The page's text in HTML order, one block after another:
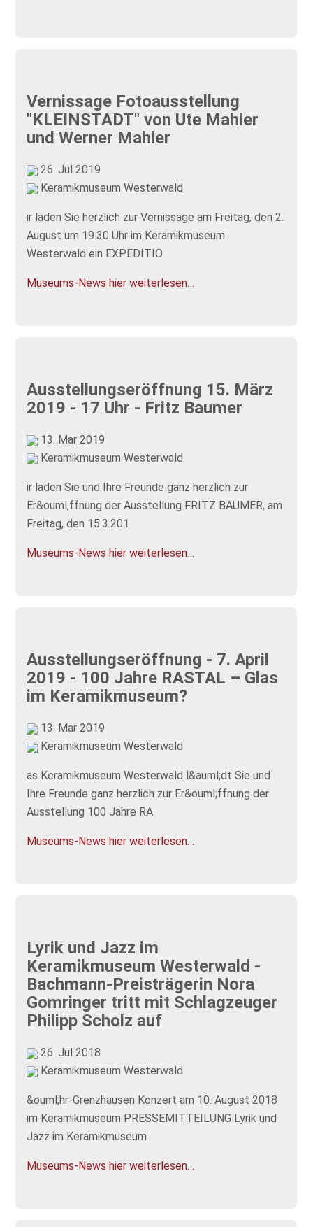
Vernissage Fotoausstellung
"KLEINSTADT" von Ute Mahler
und Werner Mahler
26. Jul 2019
Keramikmuseum Westerwald
ir laden Sie herzlich zur Vernissage am Freitag, den 2.
August um 19.30 Uhr im Keramikmuseum
Westerwald ein EXPEDITIO
Museums-News hier weiterlesen…
Ausstellungseröffnung 15. März
2019 - 17 Uhr - Fritz Baumer
13. Mar 2019
Keramikmuseum Westerwald
ir laden Sie und Ihre Freunde ganz herzlich zur
Er&ouml;ffnung der Ausstellung FRITZ BAUMER, am
Freitag, den 15.3.201
Museums-News hier weiterlesen…
Ausstellungseröffnung - 7. April
2019 - 100 Jahre RASTAL – Glas
im Keramikmuseum?
13. Mar 2019
Keramikmuseum Westerwald
as Keramikmuseum Westerwald l&auml;dt Sie und
Ihre Freunde ganz herzlich zur Er&ouml;ffnung der
Ausstellung 100 Jahre RA
Museums-News hier weiterlesen…
Lyrik und Jazz im
Keramikmuseum Westerwald -
Bachmann-Preisträgerin Nora
Gomringer tritt mit Schlagzeuger
Philipp Scholz auf
26. Jul 2018
Keramikmuseum Westerwald
&ouml;hr-Grenzhausen Konzert am 10. August 2018
im Keramikmuseum PRESSEMITTEILUNG Lyrik und
Jazz im Keramikmuseum
Museums-News hier weiterlesen…